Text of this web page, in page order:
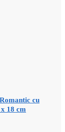
cu
18 cm